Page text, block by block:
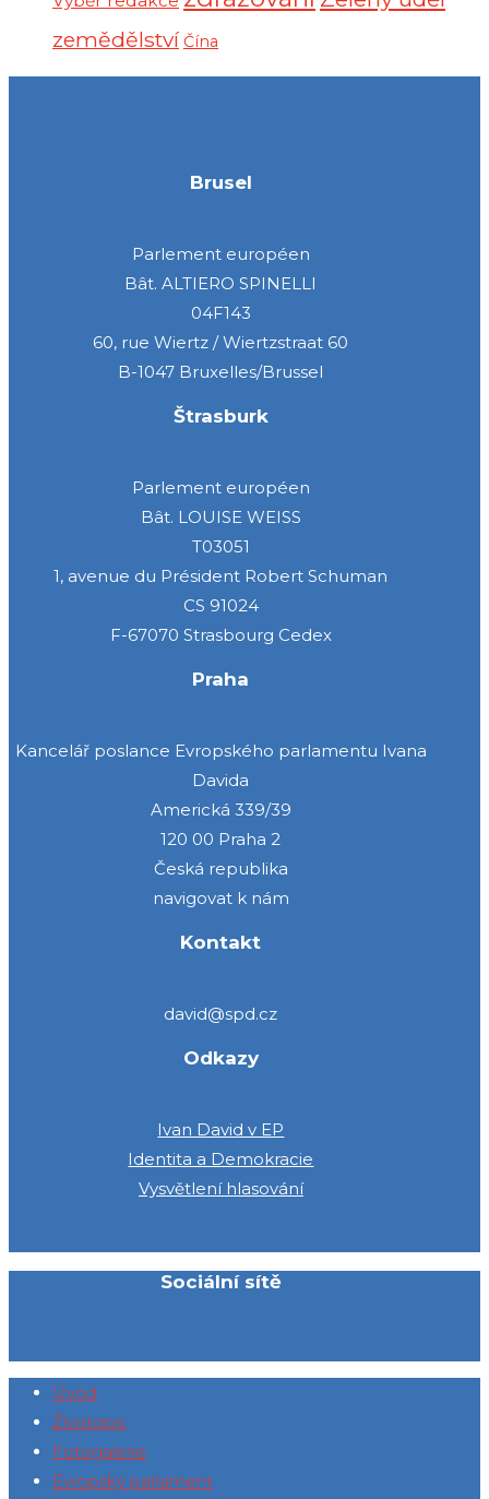
zemědělství Čína
Brusel
Parlement européen
Bât. ALTIERO SPINELLI
04F143
60, rue Wiertz / Wiertzstraat 60
B-1047 Bruxelles/Brussel
Štrasburk
Parlement européen
Bât. LOUISE WEISS
T03051
1, avenue du Président Robert Schuman
CS 91024
F-67070 Strasbourg Cedex
Praha
Kancelář poslance Evropského parlamentu Ivana
Davida
Americká 339/39
120 00 Praha 2
Česká republika
navigovat k nám
Kontakt
david@spd.cz
Odkazy
Ivan David v EP
Identita a Demokracie
Vysvětlení hlasování
Sociální sítě
Úvod
Životopis
Fotogalerie
Evropský parlament